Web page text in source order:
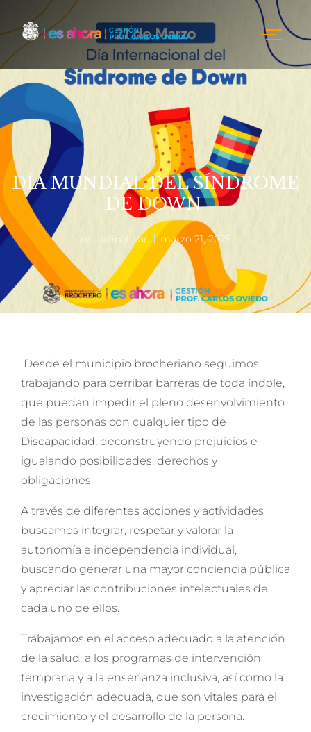
DÍA MUNDIAL DEL SÍNDROME
DE DOWN
municipalidad marzo 21, 2025
Desde el municipio brocheriano seguimos
trabajando para derribar barreras de toda índole,
que puedan impedir el pleno desenvolvimiento
de las personas con cualquier tipo de
Discapacidad, deconstruyendo prejuicios e
igualando posibilidades, derechos y
obligaciones.
A través de diferentes acciones y actividades
buscamos integrar, respetar y valorar la
autonomía e independencia individual,
buscando generar una mayor conciencia pública
y apreciar las contribuciones intelectuales de
cada uno de ellos.
Trabajamos en el acceso adecuado a la atención
de la salud, a los programas de intervención
temprana y a la enseñanza inclusiva, así como la
investigación adecuada, que son vitales para el
crecimiento y el desarrollo de la persona.